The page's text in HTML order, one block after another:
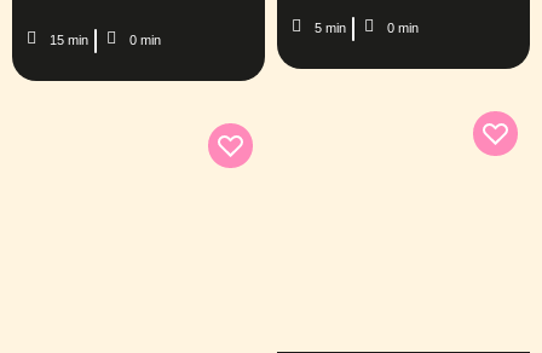
15 min 0 min
5 min 0 min